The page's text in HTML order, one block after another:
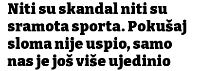
Niti su skandal niti su
sramota sporta. Pokušaj
sloma nije uspio, samo
nas je još više ujedinio